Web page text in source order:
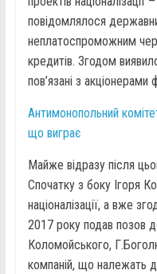
повідомлялося
неплатоспроможним
кредитів. Згодом
пов’язані з акціонерами
Антимонопольний
що виграє
Майже відразу після
Спочатку з боку Ігоря
націоналізації, а вже
2017 року подав позов
Коломойського,
компаній, що належать